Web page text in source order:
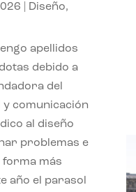
Diseño,
apellidos
debido a
del
comunicación
al diseño
problemas e
más
año el parasol